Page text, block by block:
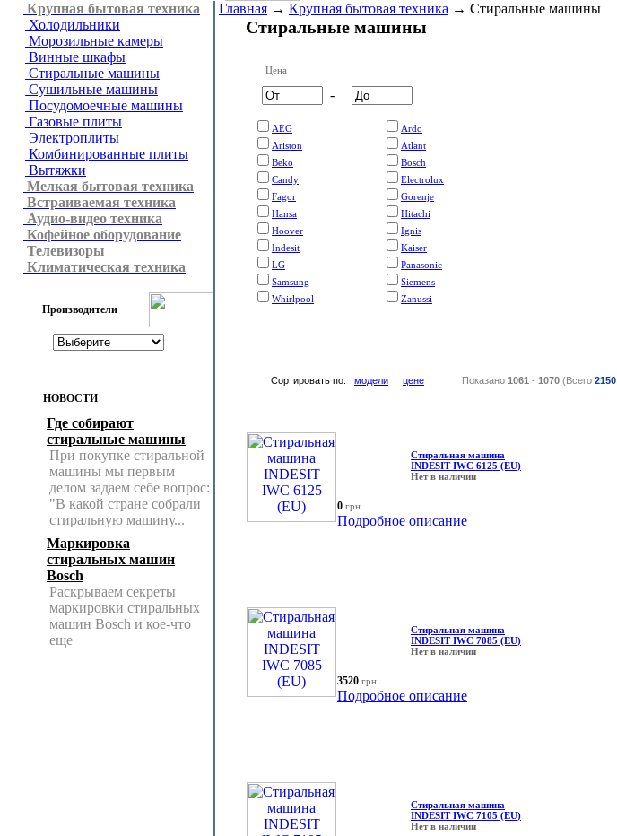
Крупная бытовая техника
Холодильники
Морозильные камеры
Винные шкафы
Стиральные машины
Сушильные машины
Посудомоечные машины
Газовые плиты
Электроплиты
Комбинированные плиты
Вытяжки
Мелкая бытовая техника
Встраиваемая техника
Аудио-видео техника
Кофейное оборудование
Телевизоры
Климатическая техника
Производители
НОВОСТИ
Где собирают
стиральные машины
При покупке стиральной
машины мы первым
делом задаем себе вопрос:
"В какой стране собрали
стиральную машину...
Маркировка
стиральных машин
Bosch
Раскрываем секреты
маркировки стиральных
машин Bosch и кое-что
еще
Главная → Крупная бытовая техника → Стиральные машины
Стиральные машины
Цена
-
AEG
Ardo
Ariston
Atlant
Beko
Bosch
Candy
Electrolux
Fagor
Gorenje
Hansa
Hitachi
Hoover
Ignis
Indesit
Kaiser
LG
Panasonic
Samsung
Siemens
Whirlpool
Zanussi
Сортировать по: модели цене Показано 1061 - 1070 (Всего 2150
Стиральная машина
INDESIT IWC 6125 (EU)
Нет в наличии
0 грн.
Подробное описание
Стиральная машина
INDESIT IWC 7085 (EU)
Нет в наличии
3520 грн.
Подробное описание
Стиральная машина
INDESIT IWC 7105 (EU)
Нет в наличии